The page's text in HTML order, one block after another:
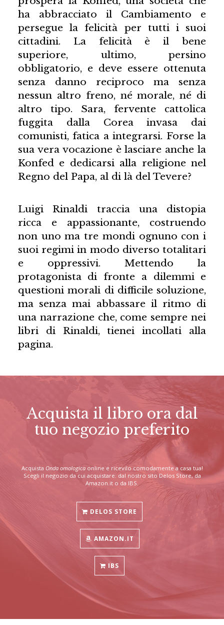
ha abbracciato il Cambiamento e
persegue la felicità per tutti i suoi
cittadini. La felicità è il bene
superiore, ultimo, persino
obbligatorio, e deve essere ottenuta
senza danno reciproco ma senza
nessun altro freno, né morale, né di
altro tipo. Sara, fervente cattolica
fuggita dalla Corea invasa dai
comunisti, fatica a integrarsi. Forse la
sua vera vocazione è lasciare anche la
Konfed e dedicarsi alla religione nel
Regno del Papa, al di là del Tevere?
Luigi Rinaldi traccia una distopia
ricca e appassionante, costruendo
non uno ma tre mondi ognuno con i
suoi regimi in modo diverso totalitari
e oppressivi. Mettendo la
protagonista di fronte a dilemmi e
questioni morali di difficile soluzione,
ma senza mai abbassare il ritmo di
una narrazione che, come sempre nei
libri di Rinaldi, tienei incollati alla
pagina.
Acquista il libro ora dal
tuo negozio preferito
Acquista Onda omologicaonline e ricevilo comodamente a casa tua!
Scegli il negozio da cui acquistare: dal nostro sito Delos Store, da
Amazon.it o da IBS.
DELOS STORE
AMAZON.IT
IBS